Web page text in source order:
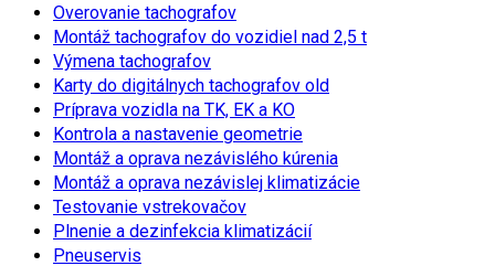
Overovanie tachografov
Montáž tachografov do vozidiel nad 2,5 t
Výmena tachografov
Karty do digitálnych tachografov old
Príprava vozidla na TK, EK a KO
Kontrola a nastavenie geometrie
Montáž a oprava nezávislého kúrenia
Montáž a oprava nezávislej klimatizácie
Testovanie vstrekovačov
Plnenie a dezinfekcia klimatizácií
Pneuservis